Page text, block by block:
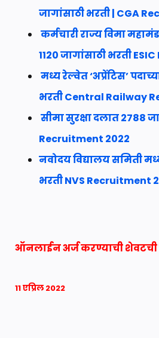
जागांसाठी भरती | CGA
कर्मचारी राज्य विमा
1120 जागांसाठी भरती
मध्य रेल्वेत ‘अप्रेंटिस’
भरती Central Railway
सीमा सुरक्षा दलात 2788
Recruitment 2022
नवोदय विद्यालय समिती
भरती NVS Recruitment
ऑनलाईन अर्ज करण्याची शेवटची
11 एप्रिल 2022